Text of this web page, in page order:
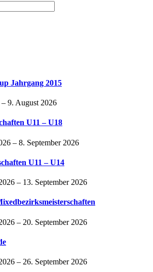
Jahrgang 2015
– 9. August 2026
U11 – U18
– 8. September 2026
U11 – U14
– 13. September 2026
– 20. September 2026
– 26. September 2026